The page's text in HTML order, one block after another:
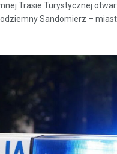
Trasie Turystycznej
Sandomierz –